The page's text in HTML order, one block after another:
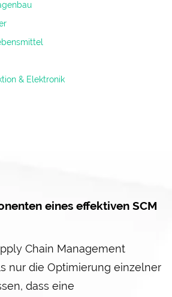
& Elektronik
eines effektiven SCM
Chain Management
nur die Optimierung einzelner
dass eine